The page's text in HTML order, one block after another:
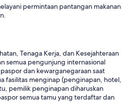
permintaan pantangan makanan
Tenaga Kerja, dan Kesejahteraan
semua pengunjung internasional
dan kewarganegaraan saat
fasilitas menginap (penginapan, hotel,
pemilik penginapan diharuskan
semua tamu yang terdaftar dan